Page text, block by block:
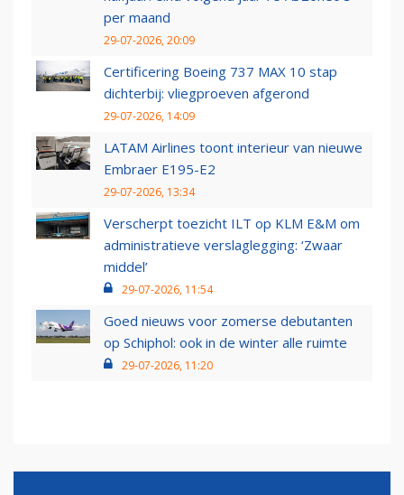
per maand
29-07-2026, 20:09
Certificering Boeing 737 MAX 10 stap
dichterbij: vliegproeven afgerond
29-07-2026, 14:09
LATAM Airlines toont interieur van nieuwe
Embraer E195-E2
29-07-2026, 13:34
Verscherpt toezicht ILT op KLM E&M om
administratieve verslaglegging: ‘Zwaar
middel’
29-07-2026, 11:54
Goed nieuws voor zomerse debutanten
op Schiphol: ook in de winter alle ruimte
29-07-2026, 11:20